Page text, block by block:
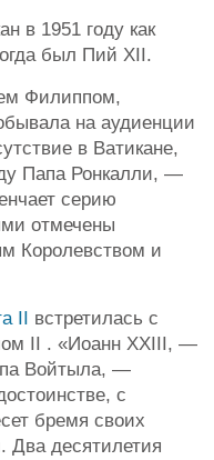
в 1951 году как
был Пий XII.
Филиппом,
на аудиенции
в Ватикане,
Папа Ронкалли, —
серию
отмечены
Королевством и
II
встретилась с
II . «Иоанн XXIII, —
Войтыла, —
с
бремя своих
Два десятилетия